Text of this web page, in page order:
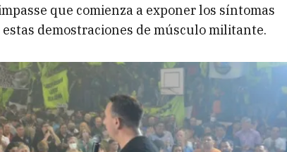
que comienza a exponer los síntomas
demostraciones de músculo militante.